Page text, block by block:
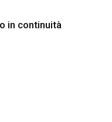
in continuità